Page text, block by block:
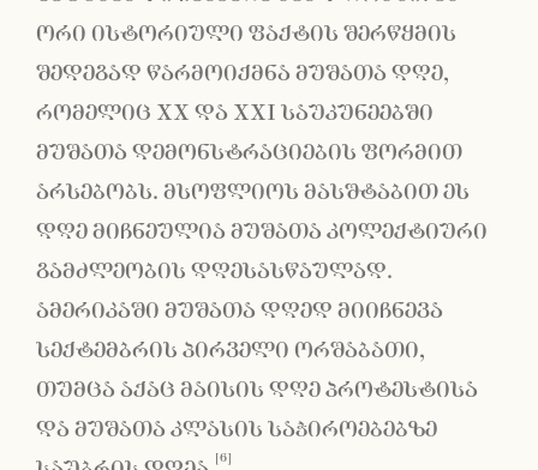
ორი ისტორიული ფაქტის შერწყმის
შედეგად წარმოიქმნა მუშათა დღე,
რომელიც XX და XXI საუკუნეებში
მუშათა დემონსტრაციების ფორმით
არსებობს. მსოფლიოს მასშტაბით ეს
დღე მიჩნეულია მუშათა კოლექტიური
გამძლეობის დღესასწაულად.
ამერიკაში მუშათა დღედ მიიჩნევა
სექტემბრის პირველი ორშაბათი,
თუმცა აქაც მაისის დღე პროტესტისა
და მუშათა კლასის საჭიროებებზე
[6]